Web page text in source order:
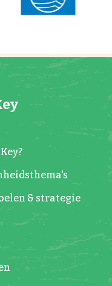
& strategie